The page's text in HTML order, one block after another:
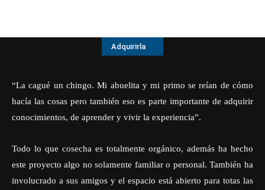
Adquirirla
“La cagué un chingo. Mi abuelita y mi primo se reían de cómo
hacía las cosas pero también eso es parte importante de adquirir
conocimientos, de aprender y vivir la experiencia”.
Todo lo que cosecha es totalmente orgánico, además ha hecho
este proyecto algo no solamente familiar o personal. También ha
involucrado a sus amigos y el espacio está abierto para totas las